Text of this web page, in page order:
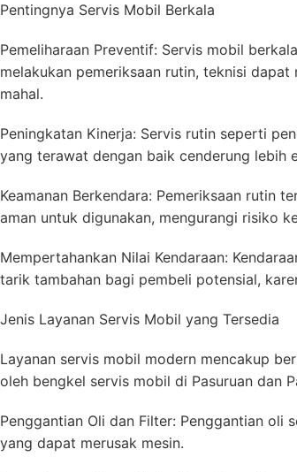
Pentingnya Servis Mobil Berkala
Pemeliharaan Preventif: Servis mobil
melakukan pemeriksaan rutin, teknisi
mahal.
Peningkatan Kinerja: Servis rutin seperti
yang terawat dengan baik cenderung lebih
Keamanan Berkendara: Pemeriksaan rutin
aman untuk digunakan, mengurangi risiko
Mempertahankan Nilai Kendaraan:
tarik tambahan bagi pembeli potensial,
Jenis Layanan Servis Mobil yang Tersedia
Layanan servis mobil modern mencakup
oleh bengkel servis mobil di Pasuruan dan
Penggantian Oli dan Filter: Penggantian
yang dapat merusak mesin.